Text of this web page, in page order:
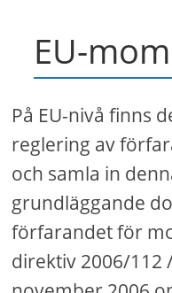
EU-
På EU-nivå finns
reglering av
och samla in
grundläggande
förfarandet för
direktiv 2006/112